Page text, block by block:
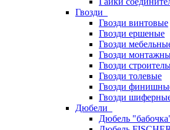
Гвозди
Гвозди винтовые
Гвозди ершеные
Гвозди
Гвозди
Гвозди
Гвозди толевые
Гвозди
Гвозди
Дюбели
Дюбель